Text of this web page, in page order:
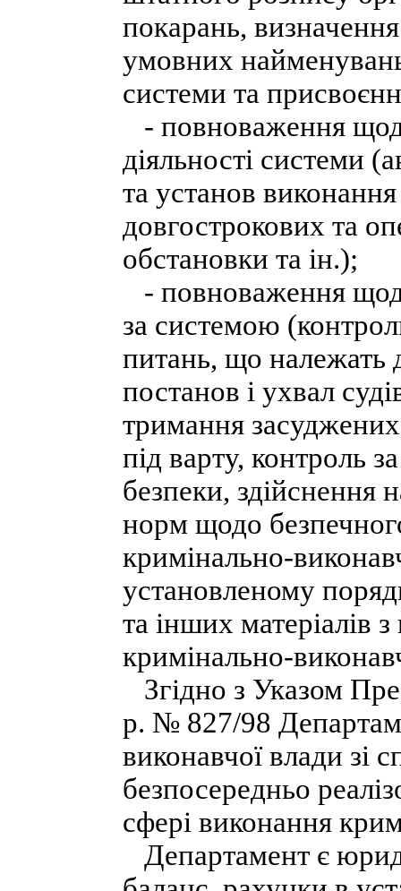
покарань,
умовних
системи та
- повноваження
діяльності системи
та установ
довгострокових та
обстановки та ін.);
- повноваження
за системою
питань, що належать
постанов і ухвал
тримання засуджених
під варту, контроль
безпеки, здійснення
норм щодо
кримінально-
установленому
та інших матеріалів
кримінально-
Згідно з Указом
р. № 827/98
виконавчої влади зі
безпосередньо
сфері виконання
Департамент є